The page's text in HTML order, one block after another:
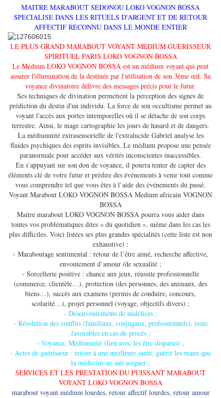
MAITRE MARABOUT SEDONOU LOKO VOGNON BOSSA
SPECIALISE DANS LES RITUELS D'ARGENT ET DE RETOUR
AFFECTIF RECONNU DANS LE MONDE ENTIER
LE PLUS GRAND MARABOUT VOYANT MEDIUM GUERISSEUR
SPIRITUEL PARIS ​LOKO VOGNON BOSSA
Le Médium LOKO VOGNON BOSSA est un médium voyant qui peut
assurer l'illumination de la destinée par l'utilisation de son 3ème œil. Sa
voyance divinatoire délivre des messages précis pour le futur.
Ses techniques de divination permettent la perception des signes de
prédiction du destin d'un individu. La force de son occultisme permet au
voyant l'accès aux portes intemporelles où il se détache de son corps
terrestre. Ainsi, le mage cartographie les jours de hasard et de dangers.
La médiumnité extrasensorielle de l'extralucide Gabriel analyse les
fluides psychiques des esprits invisibles. Le médium propose une pensée
paranormale pour accéder aux vérités inconscientes inaccessibles.
En s’appuyant sur son don de voyance, il pourra tenter de capter des
éléments clé de votre futur et prédire des événements à venir tout comme
vous comprendre tel que vous êtes à l’aide des événements du passé.
Voyant Marabout ​LOKO VOGNON BOSSA Medium africain ​VOGNON
BOSSA
Maitre ​marabout LOKO VOGNON BOSSA pourra vous aider dans
toutes vos problématiques dites « du quotidien », même dans les cas les
plus difficiles. Voici listées ses plus grandes spécialités (cette liste est non
exhaustive) :
- Maraboutage sentimental : retour de l’être aimé, recherche affective,
envoutement d’amour /de sexualité ;
- Sorcellerie positive : chance aux jeux, réussite professionnelle
(commerce, clientèle…), protection (des personnes, des animaux, des
biens…), succès aux examens (permis de conduire, concours,
scolarité…), projet personnel (voyage, objectifs divers) ;
- Désenvoutements de maléfices ;
- Résolution des conflits (familiaux, conjugaux, professionnels), issue
favorables en cas de procès ;
- Voyance, Médiumnité (lien avec les être disparus) ;
- Actes de guérisseur : retour à une meilleure santé, guérir les maux que
la médecine ne sait soigner ;
SERVICES ET LES PRESTATION DU PUISSANT MARABOUT
VOYANT LOKO VOGNON BOSSA
marabout voyant médium lourdes, retour affectif lourdes, retour amour lourdes, rituel amour lourdes, retour de l’être aimé lourdes, puissant marabout lourdes, marabout vaudou lourdes, marabout guérisseur lourdes, grand marabout lourdes, marabout médium africain lourdes, médium sérieux lourdes, grand marabout voyant médium vannes, retour affectif vannes, retour amour vannes, rituel amour vannes, retour de l’être aimé vannes, marabout vaudou vannes, marabout guérisseur vannes, marabout médium africain vannes, retour affectif Bressuire, retour amour Bressuire, retour de l’être aimé Bressuire, rituel amour Bressuire, grand marabout voyant médium Bressuire, marabout vaudou Bressuire, marabout guérisseur Bressuire, médium sérieux Bressuire, marabout médium africain Bressuire, puissant marabout Bressuire, retour affectif Tours, retour amour Tours, rituel amour Tours, grand marabout voyant médium Tours, puissant marabout Tours, retour de l’être aimé Tours, marabout vaudou Tours, marabout guérisseur Tours, marabout médium africain Tours, médium sérieux Tours, grand marabout voyant médium Thouars, retour affectif Thouars, retour amour Thouars, rituel amour Thouars, puissant marabout Thouars, marabout vaudou Thouars, marabout guérisseur Thouars, retour de l’être aimé Thouars, médium sérieux Thouars, marabout médium africain Thouars, grand marabout voyant médium guéret, retour affectif guéret, retour amour guéret, rituel amour guéret, retour de l’être aimé guéret, puissant marabout guéret, marabout vaudou guéret, marabout guérisseur guéret, marabout médium africain guéret, médium sérieux guéret, grand marabout voyant médium Royan, retour affectif Royan, rituel amour Royan, retour amour Royan, marabout vaudou royan, marabout guérisseur Royan, médium sérieux Royan, retour de l’être aimé Royan, puissant marabout Royan, marabout médium africain Royan, grand marabout voyant médium Vierzon, retour affectif Vierzon, retour amour Vierzon, rituel amour Vierzon, marabout vaudou Vierzon, marabout guérisseur Vierzon, médium sérieux Vierzon, retour de l’être aimé Vierzon, puissant marabout Vierzon, marabout médium africain Vierzon, retour affectif Cholet, retour amour Cholet, rituel amour Cholet, grand marabout voyant médium Cholet, médium sérieux Cholet, marabout vaudou Cholet, marabout guérisseur Cholet, marabout médium africain Cholet, retour de l’être aimé Cholet, puissant marabout Cholet, grand marabout voyant médium Laval, retour affectif Laval, retour amour Laval, rituel amour Laval, médium sérieux Laval, marabout guérisseur Laval, marabout vaudou Laval, retour de l’être aimé Laval, marabout médium africain Laval, puissant marabout Laval, grand marabout voyant médium Dole, retour affectif Dole, retour amour Dole, rituel amour Dole, marabout vaudou Dole, marabout guérisseur Dole, puissant marabout Dole, marabout médium africain Dole, retour de l’être aimé Dole, médium sérieux Dole, retour affectif Poitiers, retour amour Poitiers, rituel amour Poitiers, grand marabout voyant médium Poitiers, puissant marabout Poitiers, marabout vaudou Poitiers, retour de l’être aimé Poitiers, marabout guérisseur Poitiers, marabout médium africain Poitiers, médium sérieux Poitiers, retour affectif Niort, retour amour Niort, rituel amour Niort, grand marabout voyant médium Niort, puissant marabout Niort, retour de l’être aimé Niort, marabout vaudou Niort, marabout guérisseur Niort, médium sérieux Niort, marabout médium africain Niort, grand marabout voyant médium Besançon, retour affectif Besançon, retour affectif Besançon, retour amour Besançon, retour de l’être aimé Besançon, rituel amour Besançon, puissant marabout Besançon, marabout vaudou Besançon, marabout guérisseur Besançon, marabout médium africain Besançon, médium sérieux Besançon, grand marabout voyant médium Alès, retour affectif Alès, retour de l’être aimé Alès, retour amour Alès, rituel amour Alès, puissant marabout Alès, marabout vaudou Alès, marabout guérisseur Alès, marabout médium africain Alès, médium sérieux Alès, grand marabout voyant médium Aurillac, retour affectif Aurillac, retour amour Aurillac, rituel amour Aurillac, puissant marabout Aurillac, marabout vaudou Aurillac, marabout guérisseur Aurillac, retour de l’être aimé Aurillac, marabout médium africain Aurillac, médium sérieux Aurillac, retour affectif Evreux, retour amour Evreux, retour de l’être aimé Evreux, rituel amour Evreux, grand marabout voyant médium Evreux, puissant marabout Evreux, marabout guérisseur Evreux, marabout vaudou Evreux, marabout médium africain Evreux, médium sérieux Evreux, grand marabout voyant médium Argenteuil, retour affectif Argenteuil, retour amour agenteuil,retour de l’être aimé Argenteuil, rituel amour Argenteuil, marabout vaudou Argenteuil, marabout guérisseur Argenteuil, marabout médium africain Argenteuil, médium sérieux Argenteuil, retour affectif Angers, retour amour Angers, grand marabout voyant médium Angers, marabout vaudou Angers, retour de l’être aimé Angers, marabout guérisseur Angers, puissant marabout Angers, médium sérieux Angers, marabout médium africain Angers, grand marabout voyant médium Aurillac, retour affectif Aurillac, retour amour Aurillac, rituel amour Aurillac, puissant marabout Aurillac, marabout vaudou Aurillac, marabout guérisseur Aurillac, médium sérieux Aurillac, retour affectif Nantes, retour amour Nantes, grand marabout voyant médium Nantes, médium sérieux Nantes, marabout vaudou Nantes, marabout guérisseur Nantes, retour de l’être aimé Nantes, marabout médium africain Nantes, grand marabout voyant médium Lille, retour affectif Lille, retour amour Lille, rituel amour Lille, médium sérieux Lille, retour de l’être aimé Lille, puissant marabout Lille, marabout vaudou Lille, marabout guérisseur Lille, marabout médium africain Lille, meilleur marabout Lille, amourologue Lille, grand marabout voyant médium Verdun, retour affectif Verdun, retour amour Verdun, rituel amour Verdun, médium sérieux Verdun, retour de l’être aimé Verdun, puissant marabout Verdun, marabout vaudou Verdun, marabout guérisseur Verdun, meilleur marabout Verdun, marabout médium africain verdun,amourologue Verdun, grand marabout voyant médium Saint-Malo, retour affectif Saint-Malo, retour amour Saint-Malo, rituel amour Saint-Malo, médium sérieux Saint-Malo, puissant marabout Saint-Malo, marabout vaudou Saint-Malo, retour de l’être aimé Saint-Malo, marabout guérisseur Saint-Malo, meilleur marabout Saint-Malo, marabout médium africain saint-malo,amourologue Saint-Malo, grand marabout voyant médium Nancy, retour affectif Nancy, retour amour Nancy, rituel amour Nancy, retour de l’être aimé Nancy, rituel amour Nancy, médium sérieux Nancy, puissant marabout Nancy, marabout vaudou Nancy, marabout guérisseur Nancy, marabout médium africain Nancy, meilleur marabout Nancy,amourologue Nancy, retour affectif Aubagne, retour amour Aubagne, rituel amour Aubagne, grand marabout voyant médium Aubagne, puissant marabout Aubagne, médium sérieux Aubagne, retour de l’être aimé Aubagne, marabout vaudou Aubagne, marabout guérisseur Aubagne, meilleur marabout aubagne,amourologue aubagne,marabout médium africain aubagne,grand marabout voyant médium Sète, retour affectif Sète, retour amour Sète, retour de l’être aimé Sète, rituel amour Sète, puissant marabout Sète, médium sérieux Séte,marabout vaudou Sète, marabout guérisseur Sète, meilleur marabout Sète, marabout médium africain Sète,amourologue Sète, grand marabout voyant médium vannes, retour affectif vannes, retour amour vannes, rituel amour vannes, puissant marabout vannes, médium sérieux vannes, meilleur marabout vannes, marabout vaudou vannes, marabout guérisseur vannes, retour de l’être aimé vannes,amourologue vannes, marabout médium africain vannes, retour affectif Antibes, retour amour Antibes, rituel amour Antibes, puissant marabout Antibes, médium sérieux Antibes, grand marabout médium Antibes, marabout vaudou Antibes, marabout guérisseur Antibes, meilleur marabout antibes,amourologue Antibes, retour de l’être aimé Antibes, marabout médium africain Antibes, grand marabout voyant médium Carcassonne, retour affectif Carcassonne, retour amour Carcassonne, rituel amour Carcassonne, retour de l’être aimé Carcassonne, puissant marabout Carcassonne, médium sérieux Carcassonne, meilleur marabout Carcassonne, marabout vaudou Carcassonne, marabout guérisseur carcassonne,amourologue Carcassonne, marabout médium africain Carcassonne, grand marabout voyant médium rodez, retour affectif rodez, retour amour rodez, rituel amour rodez, médium sérieux rodez, retour de l’être aimé rodez, puissant marabout rodez, meilleur marabout rodez, marabout vaudou rodez, marabout guérisseur rodez,amourologue rodez, marabout médium africain rodez, retour affectif Auch, retour amour Auch, retour de l’être aimé Auch, rituel amour Auch, grand marabout voyant médium Auch, puissant marabout Auch, médium sérieux Auch, marabout vaudou Auch, marabout guérisseur Auch, meilleur marabout auch,amourologue Auch, marabout médium africain Auch, grand marabout voyant médium Périgueux, retour affectif Périgueux, retour amour Périgueux, rituel amour Périgueux, retour de l’être aimé Périgueux, puissant marabout Périgueux, médium sérieux Périgueux, meilleur marabout Périgueux, marabout vaudou Périgueux, marabout guérisseur Périgueux,amourologue Périgueux, grand marabout voyant médium Perpignan, retour affectif Perpignan, retour amour Perpignan, rituel amour Perpignan, puissant marabout Perpignan, médium sérieux Perpignan, meilleur marabout Perpignan,amourologue Perpignan, marabout vaudou Perpignan, marabout guérisseur Perpignan, marabout médium africain Perpignan, grand marabout voyant médium Bayonne, retour affecter Bayonne, retour amour Bayonne, rituel amour Bayonne, retour de l’être aimé Bayonne, puissant marabout Bayonne, médium sérieux Bayonne, meilleur marabout Bayonne, marabout vaudou Bayonne, marabout guérisseur Bayonne,amourologue Bayonne, marabout médium africain Bayonne, grand marabout voyant m